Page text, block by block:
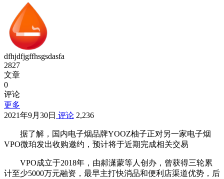
dfhjdfjgffhsgsdasfa
2827
文章
0
评论
更多
2021年9月30日 评论 2,236
据了解，国内电子烟品牌YOOZ柚子正对另一家电子烟
VPO微珀发出收购邀约，预计将于近期完成相关交易
VPO成立于2018年，由郝潇蒙等人创办，曾获得三轮累
计至少5000万元融资，最早主打快消品和便利店渠道优势，后